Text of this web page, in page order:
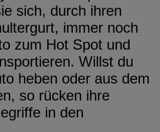
sich, durch ihren
immer noch
zum Hot Spot und
Willst du
heben oder aus dem
so rücken ihre
in den